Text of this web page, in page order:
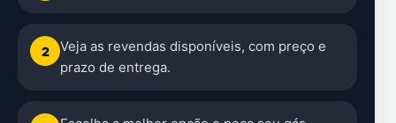
2
Veja as revendas disponíveis, com preço e
prazo de entrega.